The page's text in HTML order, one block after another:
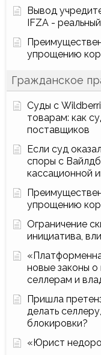
Вывод
IFZA -
упрощению
Гражданское
Суды с
товарам: как
поставщиков
Если суд
споры с
кассационной
упрощению
Ограничение
инициатива,
новые законы
селлерам и
Пришла
делать
блокировки?
«Юрист